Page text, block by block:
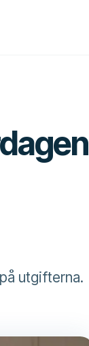
utgifterna.